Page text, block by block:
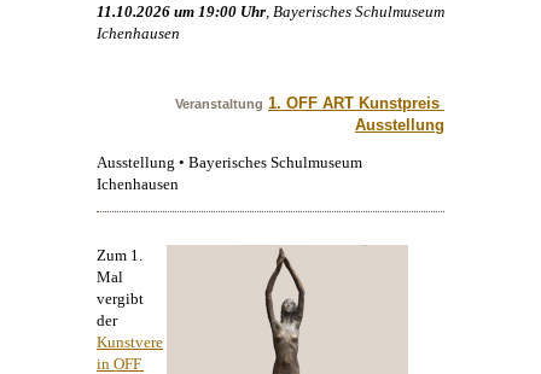
11.10.2026 um 19:00 Uhr , Bayerisches Schulmuseum
Ichenhausen
Veranstaltung 1. OFF ART Kunstpreis
Ausstellung
Ausstellung • Bayerisches Schulmuseum
Ichenhausen
Zum 1.
Mal
vergibt
der
Kunstvere
in OFF